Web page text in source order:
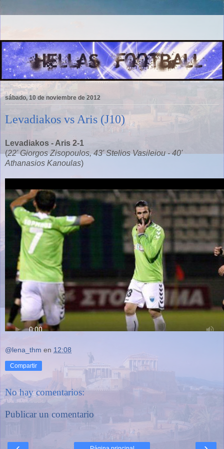
sábado, 10 de noviembre de 2012
Levadiakos vs Aris (J10)
Levadiakos - Aris 2-1
(22' Giorgos Zisopoulos, 43' Stelios Vasileiou - 40'
Athanasios Kanoulas)
@lena_thm en 12:08
Compartir
No hay comentarios:
Publicar un comentario